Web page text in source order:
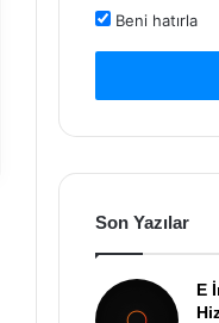
Beni hatırla
Son Yazılar
E